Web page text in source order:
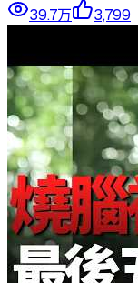
39.7万
3,799